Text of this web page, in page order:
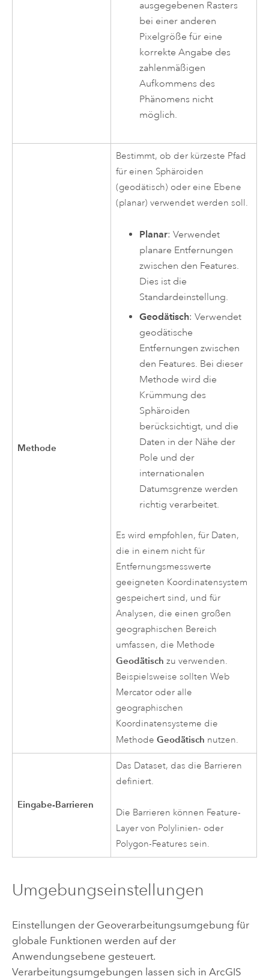
ausgegebenen Rasters
bei einer anderen
Pixelgröße für eine
korrekte Angabe des
zahlenmäßigen
Aufkommens des
Phänomens nicht
möglich.
Methode
Bestimmt, ob der kürzeste Pfad
für einen Sphäroiden
(geodätisch) oder eine Ebene
(planar) verwendet werden soll.
Planar: Verwendet
planare Entfernungen
zwischen den Features.
Dies ist die
Standardeinstellung.
Geodätisch: Verwendet
geodätische
Entfernungen zwischen
den Features. Bei dieser
Methode wird die
Krümmung des
Sphäroiden
berücksichtigt, und die
Daten in der Nähe der
Pole und der
internationalen
Datumsgrenze werden
richtig verarbeitet.
Es wird empfohlen, für Daten,
die in einem nicht für
Entfernungsmesswerte
geeigneten Koordinatensystem
gespeichert sind, und für
Analysen, die einen großen
geographischen Bereich
umfassen, die Methode
Geodätisch zu verwenden.
Beispielsweise sollten Web
Mercator oder alle
geographischen
Koordinatensysteme die
MethodeGeodätisch nutzen.
Eingabe-Barrieren
Das Dataset, das die Barrieren
definiert.
Die Barrieren können Feature-
Layer von Polylinien- oder
Polygon-Features sein.
Umgebungseinstellungen
Einstellungen der Geoverarbeitungsumgebung für
globale Funktionen werden auf der
Anwendungsebene gesteuert.
Verarbeitungsumgebungen lassen sich in ArcGIS